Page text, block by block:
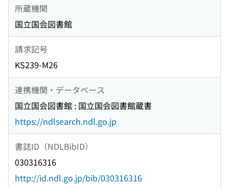
所蔵機関
国立国会図書館
請求記号
KS239-M26
連携機関・データベース
国立国会図書館 : 国立国会図書館蔵書
https://ndlsearch.ndl.go.jp
書誌ID（NDLBibID）
030316316
http://id.ndl.go.jp/bib/030316316